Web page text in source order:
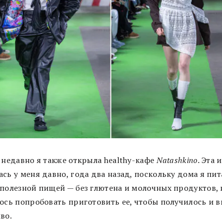
недавно я также открыла healthy-кафеNatashkino. Эта
у меня давно, года два назад, поскольку дома я
пищей — без глютена и молочных продуктов,
попробовать приготовить ее, чтобы получилось и